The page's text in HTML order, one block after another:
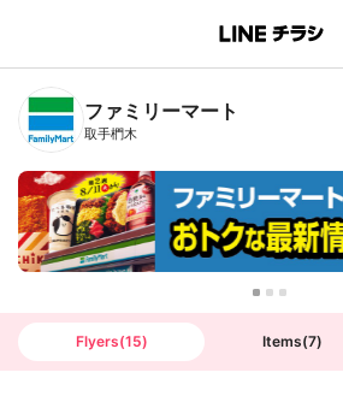
B
n
T
ファミリーマート
取手椚木
Flyers(15) Items(7)